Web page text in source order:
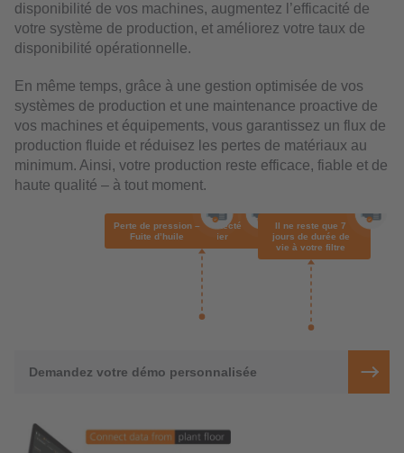
disponibilité de vos machines, augmentez l’efficacité de
votre système de production, et améliorez votre taux de
disponibilité opérationnelle.
En même temps, grâce à une gestion optimisée de vos
systèmes de production et une maintenance proactive de
vos machines et équipements, vous garantissez un flux de
production fluide et réduisez les pertes de matériaux au
minimum. Ainsi, votre production reste efficace, fiable et de
haute qualité – à tout moment.
Demandez votre démo personnalisée